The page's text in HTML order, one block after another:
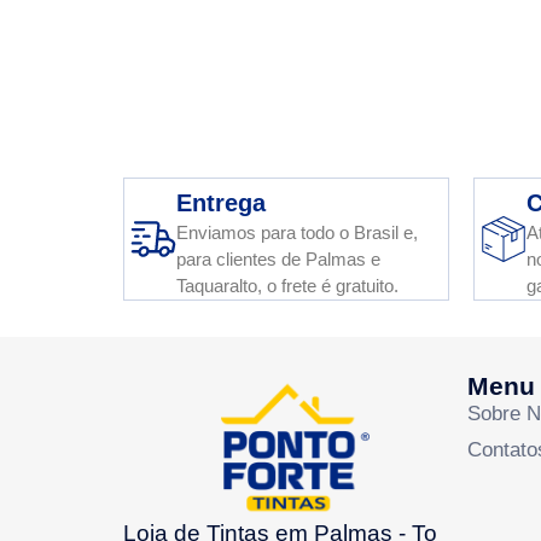
Entrega
Enviamos para todo o Brasil e,
para clientes de Palmas e
Taquaralto, o frete é gratuito.
Loja de Tintas em Palmas - To
Menu
Sobre